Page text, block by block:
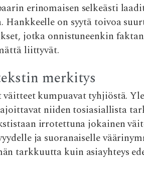
erinomaisen selkeästi
Hankkeelle on syytä toivoa
jotka onnistuneenkin
liittyvät.
merkitys
kumpuavat tyhjiöstä.
niiden tosiasiallista
irrotettuna jokainen
ja suoranaiselle
tarkkuutta kuin asiayhteys